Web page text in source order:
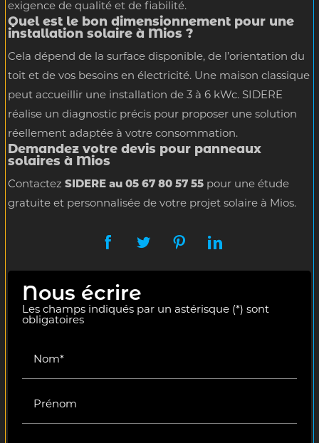
exigence de qualité et de fiabilité.
Quel est le bon dimensionnement pour une
installation solaire à Mios ?
Cela dépend de la surface disponible, de l’orientation du
toit et de vos besoins en électricité. Une maison classique
peut accueillir une installation de 3 à 6 kWc. SIDERE
réalise un diagnostic précis pour proposer une solution
réellement adaptée à votre consommation.
Demandez votre devis pour panneaux
solaires à Mios
ContactezSIDERE au 05 67 80 57 55 pour une étude
gratuite et personnalisée de votre projet solaire à Mios.
Nous écrire
Les champs indiqués par un astérisque (*) sont
obligatoires
Nom*
Prénom